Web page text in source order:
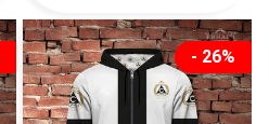
- 26%